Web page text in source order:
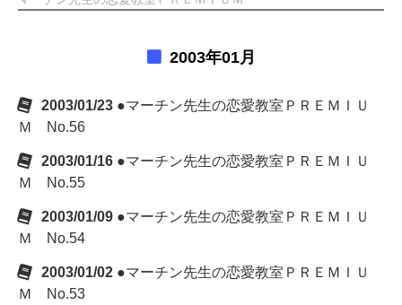
2003年01月
2003/01/23 ●マーチン先生の恋愛教室ＰＲＥＭＩＵ
Ｍ No.56
2003/01/16 ●マーチン先生の恋愛教室ＰＲＥＭＩＵ
Ｍ No.55
2003/01/09 ●マーチン先生の恋愛教室ＰＲＥＭＩＵ
Ｍ No.54
2003/01/02 ●マーチン先生の恋愛教室ＰＲＥＭＩＵ
Ｍ No.53